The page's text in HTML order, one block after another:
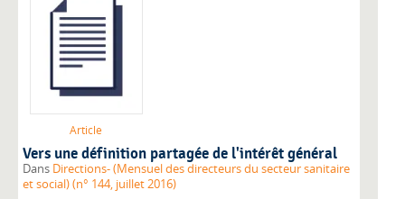
Article
Vers une définition partagée de l'intérêt général
Dans Directions- (Mensuel des directeurs du secteur sanitaire
et social) (n° 144, juillet 2016)